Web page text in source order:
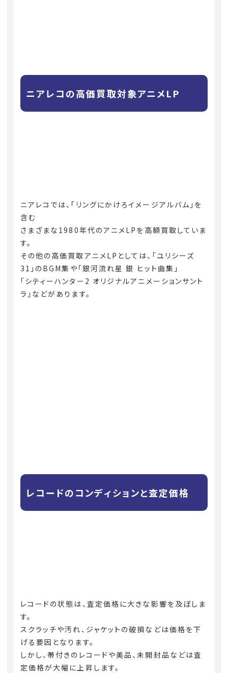
ニアレコの高価買取対象アニメLP
ニアレコでは、「リングにかけろイメージアルバム」を
含む
さまざまな1980年代のアニメLPを高額買取していま
す。
その他の高価買取アニメLPとしては、「ユリシーズ
31」のBGM集や「銀河流れ星 銀 ヒット曲集」
「シティーハンター2 オリジナルアニメーションサント
ラ」などがあります。
レコードのコンディションと査定価格
レコードの状態は、査定価格に大きな影響を及ぼしま
す。
スクラッチや汚れ、ジャケットの破損などは価格を下
げる要因となります。
しかし、帯付きのレコードや美品、未開封品などは査
定価格が大幅に上昇します。